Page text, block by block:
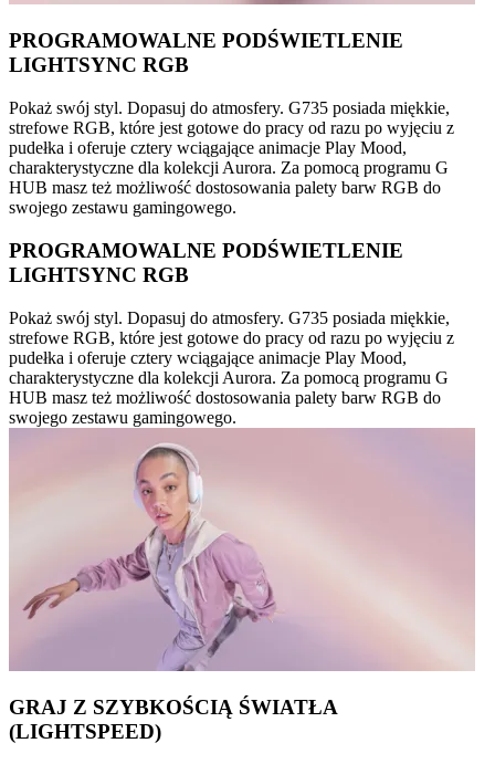
PROGRAMOWALNE PODŚWIETLENIE
LIGHTSYNC RGB
Pokaż swój styl. Dopasuj do atmosfery. G735 posiada miękkie,
strefowe RGB, które jest gotowe do pracy od razu po wyjęciu z
pudełka i oferuje cztery wciągające animacje Play Mood,
charakterystyczne dla kolekcji Aurora. Za pomocą programu G
HUB masz też możliwość dostosowania palety barw RGB do
swojego zestawu gamingowego.
PROGRAMOWALNE PODŚWIETLENIE
LIGHTSYNC RGB
Pokaż swój styl. Dopasuj do atmosfery. G735 posiada miękkie,
strefowe RGB, które jest gotowe do pracy od razu po wyjęciu z
pudełka i oferuje cztery wciągające animacje Play Mood,
charakterystyczne dla kolekcji Aurora. Za pomocą programu G
HUB masz też możliwość dostosowania palety barw RGB do
swojego zestawu gamingowego.
GRAJ Z SZYBKOŚCIĄ ŚWIATŁA
(LIGHTSPEED)